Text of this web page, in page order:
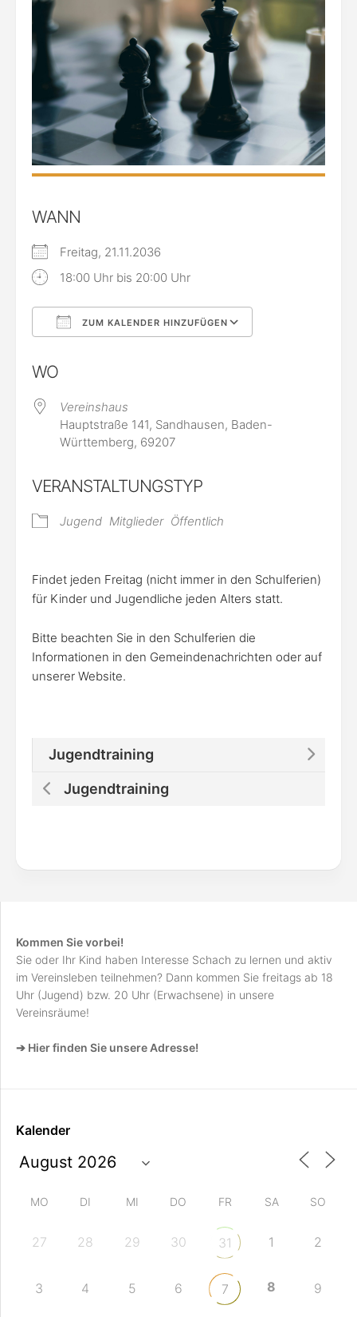
WANN
Freitag, 21.11.2036
18:00 Uhr bis 20:00 Uhr
ZUM KALENDER HINZUFÜGEN
WO
Vereinshaus
Hauptstraße 141, Sandhausen, Baden-
Württemberg, 69207
VERANSTALTUNGSTYP
Jugend Mitglieder Öffentlich
Findet jeden Freitag (nicht immer in den Schulferien)
für Kinder und Jugendliche jeden Alters statt.
Bitte beachten Sie in den Schulferien die
Informationen in den Gemeindenachrichten oder auf
unserer Website.
Jugendtraining
Jugendtraining
Kommen Sie vorbei!
Sie oder Ihr Kind haben Interesse Schach zu lernen und aktiv
im Vereinsleben teilnehmen? Dann kommen Sie freitags ab 18
Uhr (Jugend) bzw. 20 Uhr (Erwachsene) in unsere
Vereinsräume!
➔ Hier finden Sie unsere Adresse!
Kalender
MO DI MI DO FR SA SO
27 28 29 30 31 1 2
3 4 5 6 7 8 9